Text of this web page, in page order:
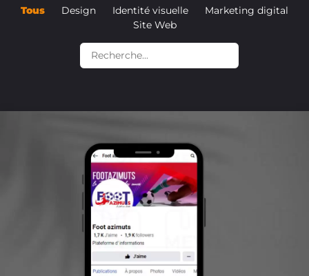
Tous Design Identité visuelle
Marketing digital
Site Web